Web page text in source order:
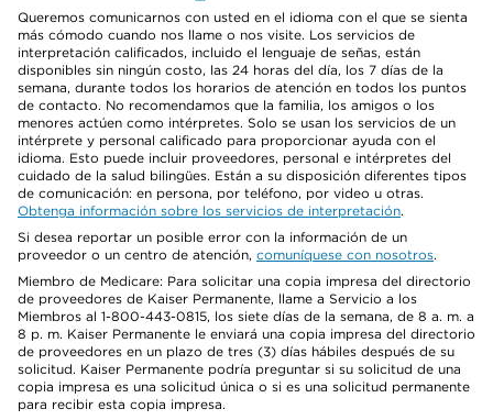
Queremos comunicarnos con usted en el idioma con el que se sienta
más cómodo cuando nos llame o nos visite. Los servicios de
interpretación calificados, incluido el lenguaje de señas, están
disponibles sin ningún costo, las 24 horas del día, los 7 días de la
semana, durante todos los horarios de atención en todos los puntos
de contacto. No recomendamos que la familia, los amigos o los
menores actúen como intérpretes. Solo se usan los servicios de un
intérprete y personal calificado para proporcionar ayuda con el
idioma. Esto puede incluir proveedores, personal e intérpretes del
cuidado de la salud bilingües. Están a su disposición diferentes tipos
de comunicación: en persona, por teléfono, por video u otras.
Obtenga información sobre los servicios de interpretación.
Si desea reportar un posible error con la información de un
proveedor o un centro de atención, comuníquese con nosotros.
Miembro de Medicare: Para solicitar una copia impresa del directorio
de proveedores de Kaiser Permanente, llame a Servicio a los
Miembros al 1-800-443-0815, los siete días de la semana, de 8 a. m. a
8 p. m. Kaiser Permanente le enviará una copia impresa del directorio
de proveedores en un plazo de tres (3) días hábiles después de su
solicitud. Kaiser Permanente podría preguntar si su solicitud de una
copia impresa es una solicitud única o si es una solicitud permanente
para recibir esta copia impresa.